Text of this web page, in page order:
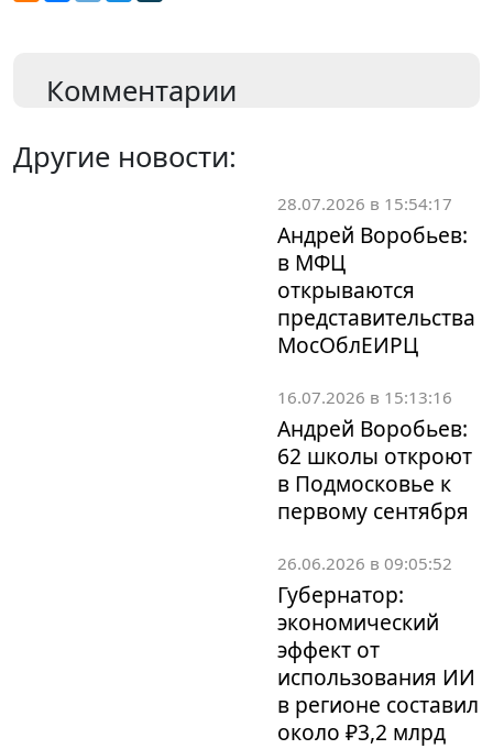
Комментарии
Другие новости:
28.07.2026 в 15:54:17
Андрей Воробьев:
в МФЦ
открываются
представительства
МосОблЕИРЦ
16.07.2026 в 15:13:16
Андрей Воробьев:
62 школы откроют
в Подмосковье к
первому сентября
26.06.2026 в 09:05:52
Губернатор:
экономический
эффект от
использования ИИ
в регионе составил
около ₽3,2 млрд